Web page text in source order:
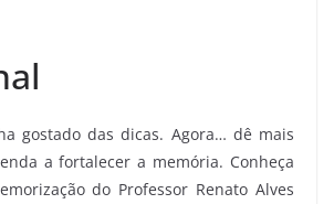
gostado das dicas. Agora… dê mais
a fortalecer a memória. Conheça
do Professor Renato Alves